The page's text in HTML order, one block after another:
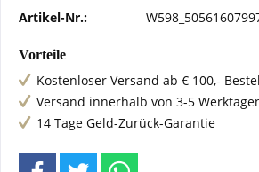
Artikel-Nr.:
Vorteile
Kostenloser Versand ab € 100,-
Versand innerhalb von 3-5
14 Tage Geld-Zurück-Garantie